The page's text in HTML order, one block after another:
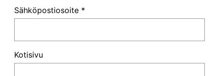
Sähköpostiosoite *
Kotisivu